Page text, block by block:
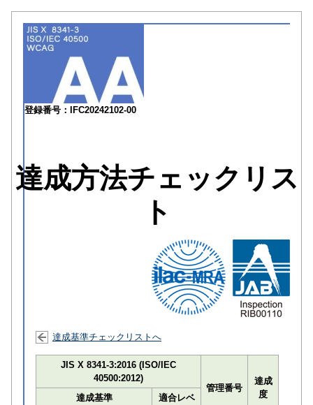
登録番号：IFC20242102-00
達成方法チェックリス
ト
達成基準チェックリストへ
JIS X 8341-3:2016 (ISO/IEC
40500:2012)
管理番号
達成
度
達成基準
適合レベ